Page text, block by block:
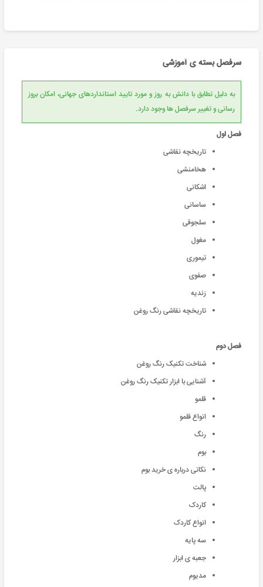
سرفصل بسته ی آموزشی
به دلیل تطابق با دانش به روز و مورد تایید استانداردهای جهانی، امکان بروز
رسانی و تغییر سرفصل ها وجود دارد.
فصل اول
تاریخچه نقاشی
هخامنشی
اشکانی
ساسانی
سلجوقی
مغول
تیموری
صفوی
زندیه
تاریخچه نقاشی رنگ روغن
فصل دوم
شناخت تکنیک رنگ روغن
آشنایی با ابزار تکنیک رنگ روغن
قلمو
انواع قلمو
رنگ
بوم
نکاتی درباره ی خرید بوم
پالت
کاردک
انواع کاردک
سه پایه
جعبه ی ابزار
مدیوم